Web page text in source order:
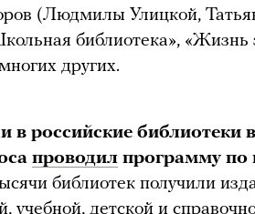
(Людмилы Улицкой,
библиотека»,
других.
в российские библиотеки
проводил программу по
библиотек получили
учебной, детской и